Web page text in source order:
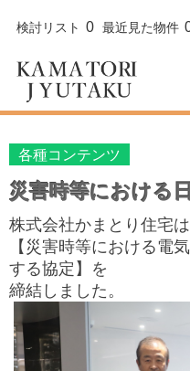
検討リスト 0 最近見た物件
各種コンテンツ
災害時等における
株式会社かまとり住宅は
【災害時等における電
する協定】を
締結しました。